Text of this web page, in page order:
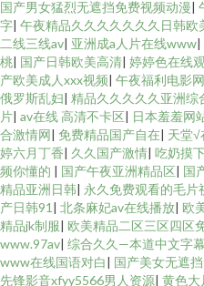
国产男女猛烈无遮挡免费视频动漫|
字| 午夜精品久久久久久久久日韩欧
二线三线av| 亚洲成a人片在线www|
桃| 国产日韩欧美高清| 婷婷色在线
产欧美成人xxx视频| 午夜福利电影
俄罗斯乱妇| 精品久久久久久亚洲综
片| av在线 高清不卡区| 日本羞羞网
合激情网| 免费精品国产自在| 天堂√
婷六月丁香| 久久国产激情| 吃奶摸
频你懂的 | 国产午夜亚洲精品区| 国
精品亚洲日韩| 永久免费观看的毛片
产日韩91 | 北条麻妃av在线播放| 欧
精品jk制服| 欧美精品二区三区四区
www.97av| 综合久久—本道中文字幕
www在线国语对白| 国产美女无遮
先锋影音xfyy5566男人资源| 黄色大